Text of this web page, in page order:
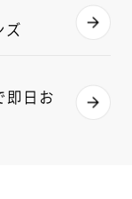
ズ
即日お